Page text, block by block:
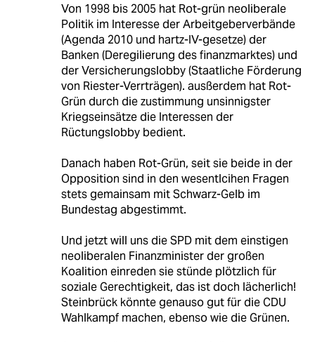
Von 1998 bis 2005 hat Rot-grün neoliberale
Politik im Interesse der Arbeitgeberverbände
(Agenda 2010 und hartz-IV-gesetze) der
Banken (Deregilierung des finanzmarktes) und
der Versicherungslobby (Staatliche Förderung
von Riester-Verrträgen). ausßerdem hat Rot-
Grün durch die zustimmung unsinnigster
Kriegseinsätze die Interessen der
Rüctungslobby bedient.
Danach haben Rot-Grün, seit sie beide in der
Opposition sind in den wesentlcihen Fragen
stets gemainsam mit Schwarz-Gelb im
Bundestag abgestimmt.
Und jetzt will uns die SPD mit dem einstigen
neoliberalen Finanzminister der großen
Koalition einreden sie stünde plötzlich für
soziale Gerechtigkeit, das ist doch lächerlich!
Steinbrück könnte genauso gut für die CDU
Wahlkampf machen, ebenso wie die Grünen.